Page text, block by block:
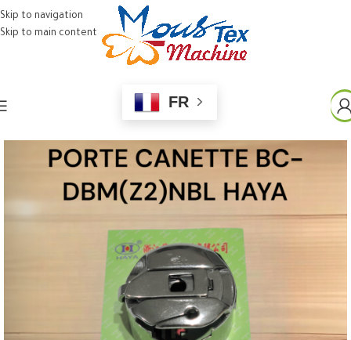
Skip to navigation
Skip to main content
FR